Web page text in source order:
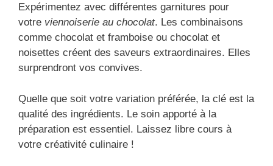
Expérimentez avec différentes garnitures pour
votre viennoiserie au chocolat. Les combinaisons
comme chocolat et framboise ou chocolat et
noisettes créent des saveurs extraordinaires. Elles
surprendront vos convives.
Quelle que soit votre variation préférée, la clé est la
qualité des ingrédients. Le soin apporté à la
préparation est essentiel. Laissez libre cours à
votre créativité culinaire !